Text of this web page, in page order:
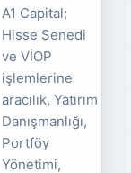
A1 Capital;
Hisse Senedi
ve VİOP
işlemlerine
aracılık, Yatırım
Danışmanlığı,
Portföy
Yönetimi,